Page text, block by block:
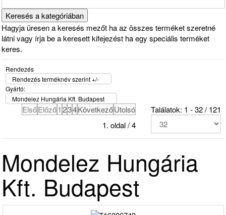
Hagyja üresen a keresés mezőt ha az összes terméket szeretné
látni vagy írja be a keresett kifejezést ha egy speciális terméket
keres.
Rendezés
Rendezés terméknév szerint +/-
Gyártó:
Mondelez Hungária Kft. Budapest
ElsőElőző1234KövetkezőUtolsó
1. oldal / 4
Találatok: 1 - 32 / 121
Mondelez Hungária
Kft. Budapest